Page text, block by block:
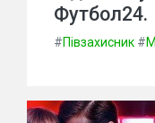
Футбол24.
#Півзахисник #